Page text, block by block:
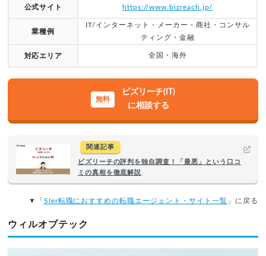
公式サイト
https://www.bizreach.jp/
業種例
IT/インターネット・メーカー・商社・コンサル
ティング・金融
対応エリア 全国・海外
ビズリーチ(IT)
に相談する
関連記事
ビズリーチの評判を独自調査！「最悪」という口コ
ミの真相を徹底解説
▼「 SIer転職におすすめの転職エージェント・サイト一覧 」に戻る
ウィルオブテック